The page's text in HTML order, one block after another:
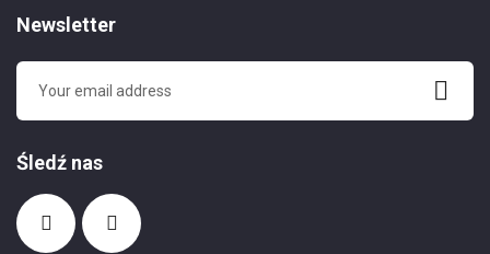
Newsletter
Śledź nas